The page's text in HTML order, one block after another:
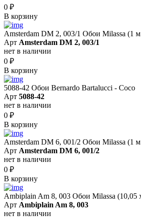
0 ₽
В корзину
Amsterdam DM 2, 003/1 Обои Milassa (1
Арт Amsterdam DM 2, 003/1
нет в наличии
0 ₽
В корзину
5088-42 Обои Bernardo Bartalucci - Coco
Арт 5088-42
нет в наличии
0 ₽
В корзину
Amsterdam DM 6, 001/2 Обои Milassa (1
Арт Amsterdam DM 6, 001/2
нет в наличии
0 ₽
В корзину
Ambiplain Am 8, 003 Обои Milassa (10,05
Арт Ambiplain Am 8, 003
нет в наличии